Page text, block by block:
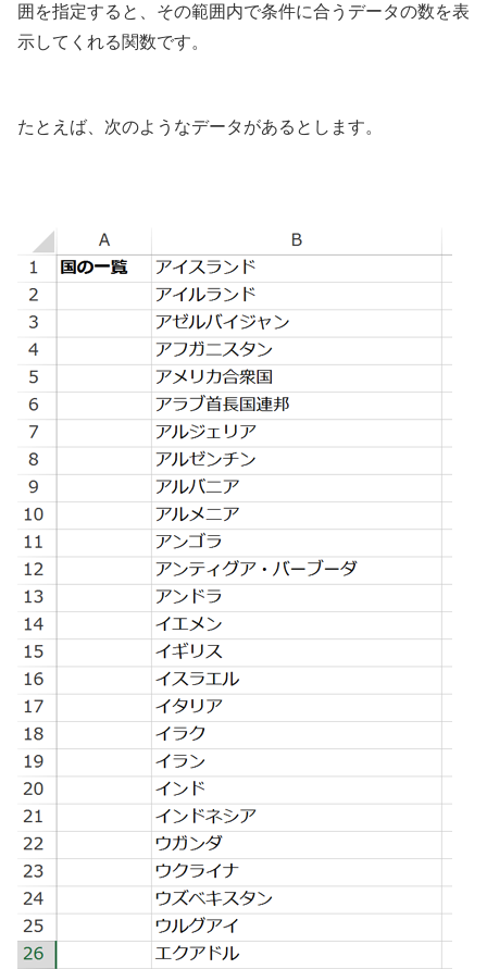
囲を指定すると、その範囲内で条件に合うデータの数を表
示してくれる関数です。
たとえば、次のようなデータがあるとします。